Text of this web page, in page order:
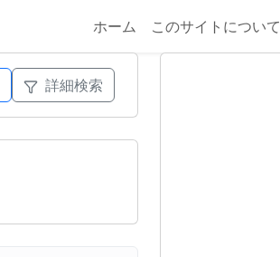
ホーム このサイトについて
詳細検索